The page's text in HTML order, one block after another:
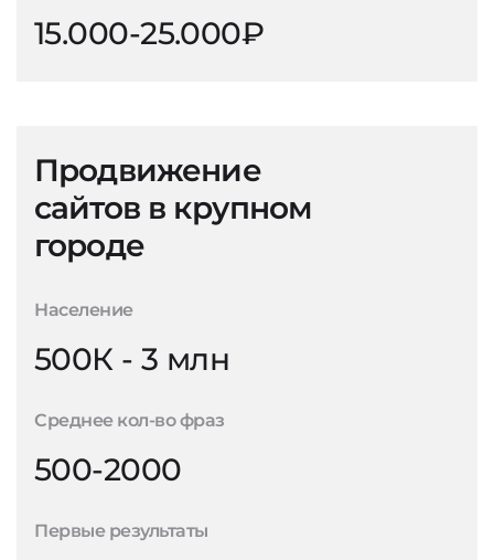
15.000-25.000₽
Продвижение
сайтов в крупном
городе
Население
500К - 3 млн
Среднее кол-во фраз
500-2000
Первые результаты